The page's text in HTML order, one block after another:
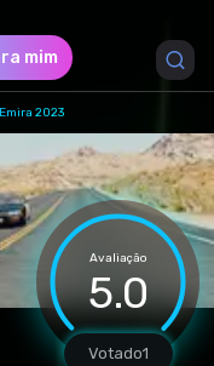
mim
2023
Avaliação
5.0
Votado1